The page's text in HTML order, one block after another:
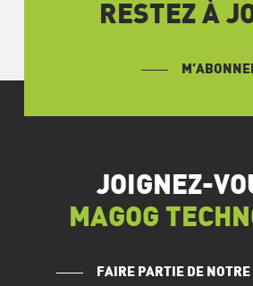
RESTEZ À
JOIGNEZ-
MAGOG
FAIRE PARTIE DE